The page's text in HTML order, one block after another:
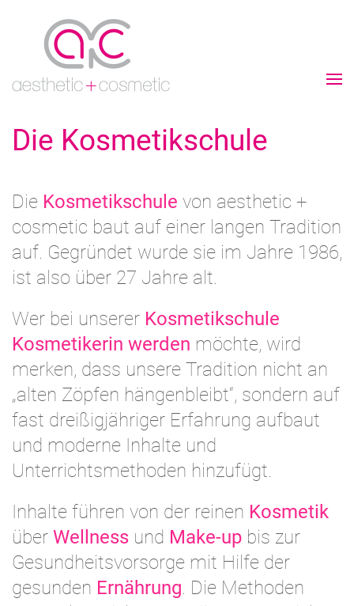
Die Kosmetikschule
Die Kosmetikschule von aesthetic +
cosmetic baut auf einer langen Tradition
auf. Gegründet wurde sie im Jahre 1986,
ist also über 27 Jahre alt.
Wer bei unserer Kosmetikschule
Kosmetikerin werden möchte, wird
merken, dass unsere Tradition nicht an
„alten Zöpfen hängenbleibt“, sondern auf
fast dreißigjähriger Erfahrung aufbaut
und moderne Inhalte und
Unterrichtsmethoden hinzufügt.
Inhalte führen von der reinen Kosmetik
über Wellness und Make-up bis zur
Gesundheitsvorsorge mit Hilfe der
gesunden Ernährung. Die Methoden